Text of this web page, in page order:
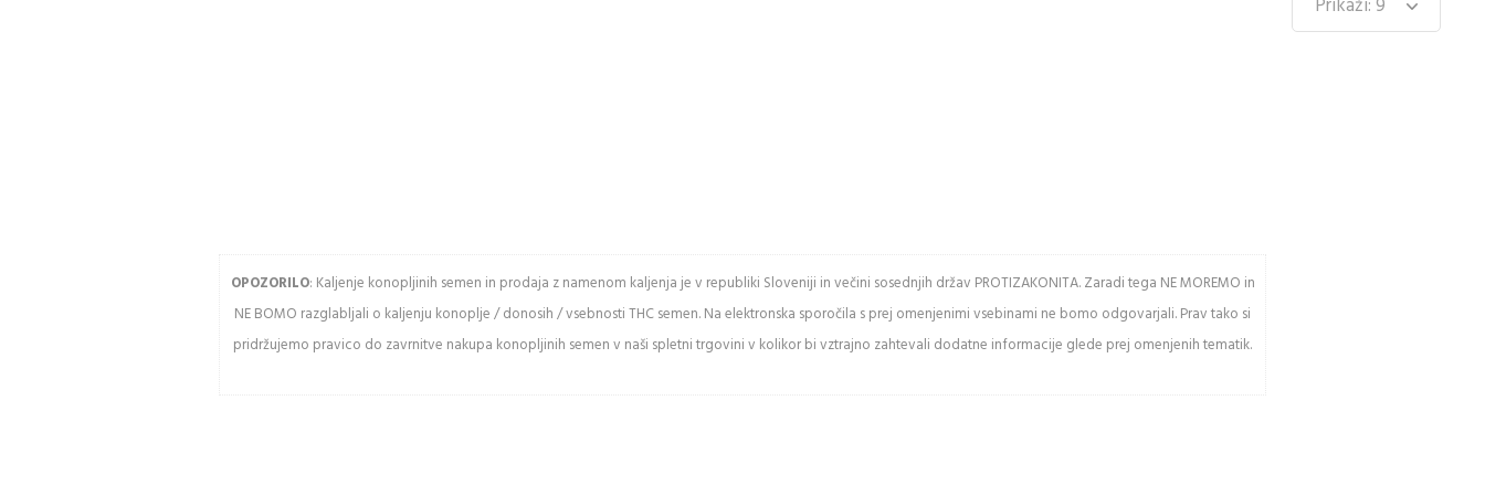
OPOZORILO: Kaljenje konopljinih semen in prodaja z namenom kaljenja je v republiki Sloveniji in večini sosednjih držav PROTIZAKONITA. Zaradi tega NE MOREMO in
NE BOMO razglabljali o kaljenju konoplje / donosih / vsebnosti THC semen. Na elektronska sporočila s prej omenjenimi vsebinami ne bomo odgovarjali. Prav tako si
pridržujemo pravico do zavrnitve nakupa konopljinih semen v naši spletni trgovini v kolikor bi vztrajno zahtevali dodatne informacije glede prej omenjenih tematik.
Osveži varnostno